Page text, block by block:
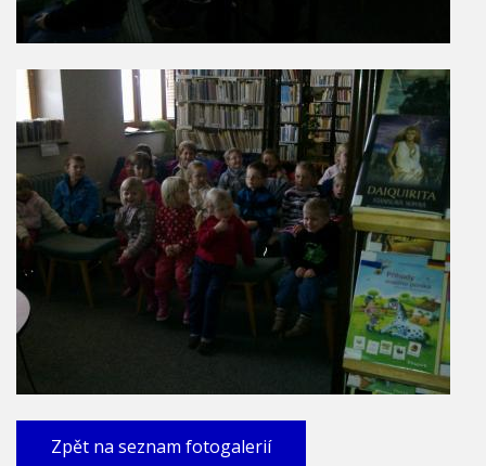
Zpět na seznam fotogalerií